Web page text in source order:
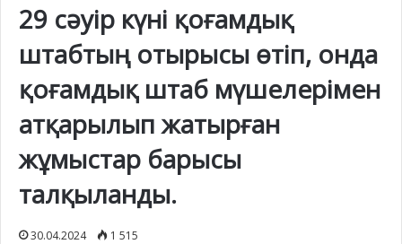
29 сәуір күні қоғамдық
штабтың отырысы өтіп, онда
қоғамдық штаб мүшелерімен
атқарылып жатырған
жұмыстар барысы
талқыланды.
30.04.2024 1 515